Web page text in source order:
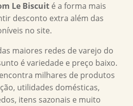
Le Biscuit é a forma mais
desconto extra além das
no site.
maiores redes de varejo do
é variedade e preço baixo.
milhares de produtos
utilidades domésticas,
itens sazonais e muito